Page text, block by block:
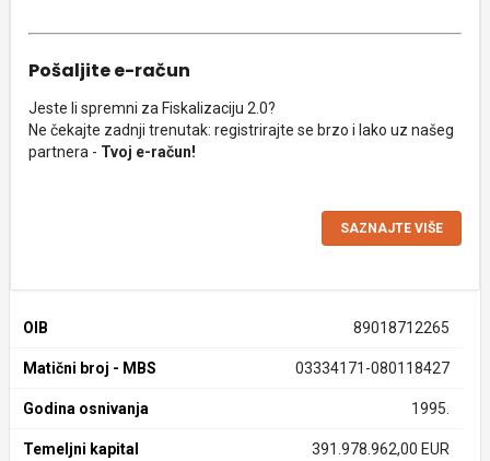
Pošaljite e-račun
Jeste li spremni za Fiskalizaciju 2.0?
Ne čekajte zadnji trenutak: registrirajte se brzo i lako uz našeg
partnera - Tvoj e-račun!
SAZNAJTE VIŠE
OIB 89018712265
Matični broj - MBS 03334171-080118427
Godina osnivanja 1995.
Temeljni kapital 391.978.962,00 EUR